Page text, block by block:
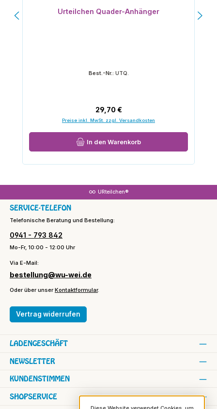
Urteilchen Quader-Anhänger
Best.-Nr.: UTQ.
Regulärer Preis:
29,70 €
Preise inkl. MwSt. zzgl. Versandkosten
In den Warenkorb
URteilchen®
SERVICE-TELEFON
Telefonische Beratung und Bestellung:
0941 - 793 842
Mo-Fr, 10:00 - 12:00 Uhr
Via E-Mail:
bestellung@wu-wei.de
Oder über unserKontaktformular.
Vertrag widerrufen
SHOPSERVICE
NEWSLETTER
KUNDENSTIMMEN
LADENGESCHÄFT